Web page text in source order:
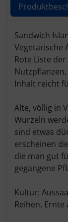
Sandwich
Vegetarische
Rote Liste
Nutzpflanzen,
Inhalt reicht
Alte, völlig in
Wurzeln
sind etwas
erscheinen
die man gut
gegangene
Kultur:
Reihen,